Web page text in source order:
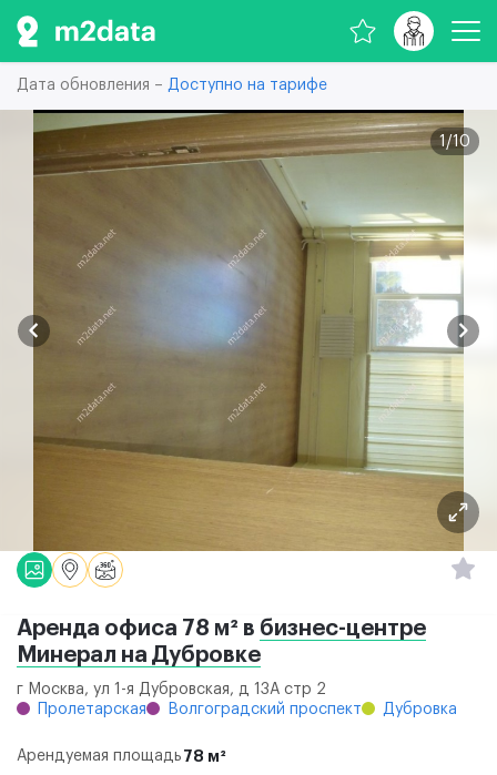
Дата обновления – Доступно на тарифе
1 /10
Аренда офиса 78 м² в бизнес-центре
Минерал на Дубровке
г Москва, ул 1-я Дубровская, д 13А стр 2
Пролетарская
Волгоградский проспект Дубровка
Арендуемая площадь 78 м²